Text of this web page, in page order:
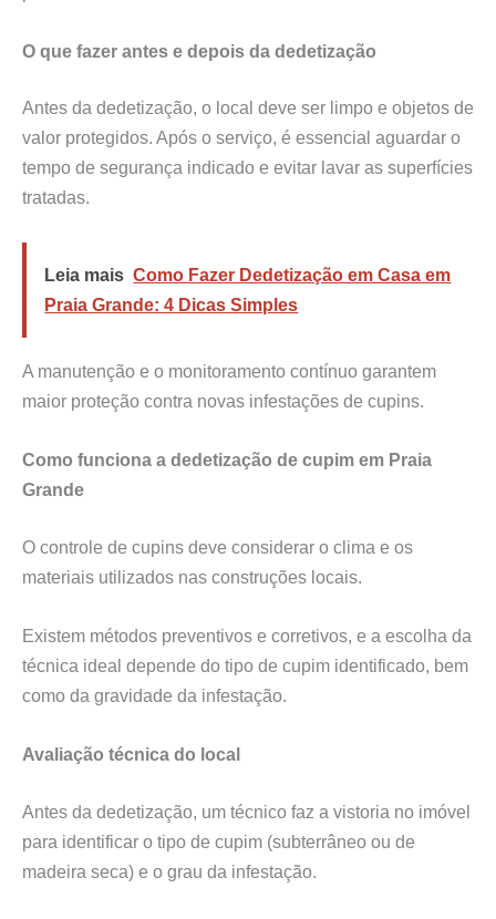
O que fazer antes e depois da dedetização
Antes da dedetização, o local deve ser limpo e objetos de
valor protegidos. Após o serviço, é essencial aguardar o
tempo de segurança indicado e evitar lavar as superfícies
tratadas.
Leia mais Como Fazer Dedetização em Casa em
Praia Grande: 4 Dicas Simples
A manutenção e o monitoramento contínuo garantem
maior proteção contra novas infestações de cupins.
Como funciona a dedetização de cupim em Praia
Grande
O controle de cupins deve considerar o clima e os
materiais utilizados nas construções locais.
Existem métodos preventivos e corretivos, e a escolha da
técnica ideal depende do tipo de cupim identificado, bem
como da gravidade da infestação.
Avaliação técnica do local
Antes da dedetização, um técnico faz a vistoria no imóvel
para identificar o tipo de cupim (subterrâneo ou de
madeira seca) e o grau da infestação.